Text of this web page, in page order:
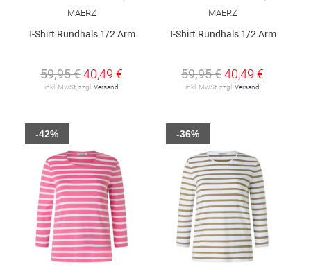
MAERZ
T-Shirt Rundhals 1/2 Arm
59,95 €40,49 €
inkl. MwSt. zzgl. Versand
MAERZ
T-Shirt Rundhals 1/2 Arm
59,95 €40,49 €
inkl. MwSt. zzgl. Versand
-42% -36%